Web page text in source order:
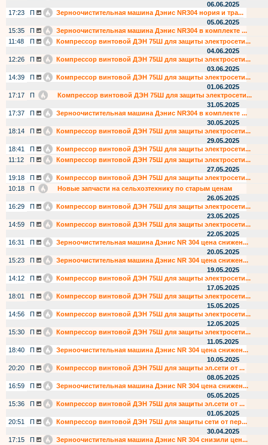
06.06.2025
17:23
П
Зерноочистительная машина Дэнис NR304 нория и тра...
05.06.2025
15:35
П
Зерноочистительная машина Дэнис NR304 в комплекте ...
11:48
П
Компрессор винтовой ДЭН 75Ш для защиты электросети...
04.06.2025
12:26
П
Компрессор винтовой ДЭН 75Ш для защиты электросети...
03.06.2025
14:39
П
Компрессор винтовой ДЭН 75Ш для защиты электросети...
01.06.2025
17:17
П
Компрессор винтовой ДЭН 75Ш для защиты электросети...
31.05.2025
17:37
П
Зерноочистительная машина Дэнис NR304 в комплекте ...
30.05.2025
18:14
П
Компрессор винтовой ДЭН 75Ш для защиты электросети...
29.05.2025
18:41
П
Компрессор винтовой ДЭН 75Ш для защиты электросети...
11:12
П
Компрессор винтовой ДЭН 75Ш для защиты электросети...
27.05.2025
19:18
П
Компрессор винтовой ДЭН 75Ш для защиты электросети...
10:18
П
Новые запчасти на сельхозтехнику по старым ценам
26.05.2025
16:29
П
Компрессор винтовой ДЭН 75Ш для защиты электросети...
23.05.2025
14:59
П
Компрессор винтовой ДЭН 75Ш для защиты электросети...
22.05.2025
16:31
П
Зерноочистительная машина Дэнис NR 304 цена снижен...
20.05.2025
15:23
П
Зерноочистительная машина Дэнис NR 304 цена снижен...
19.05.2025
14:12
П
Компрессор винтовой ДЭН 75Ш для защиты электросети...
17.05.2025
18:01
П
Компрессор винтовой ДЭН 75Ш для защиты электросети...
15.05.2025
14:56
П
Компрессор винтовой ДЭН 75Ш для защиты электросети...
12.05.2025
15:30
П
Компрессор винтовой ДЭН 75Ш для защиты электросети...
11.05.2025
18:40
П
Зерноочистительная машина Дэнис NR 304 цена снижен...
10.05.2025
20:20
П
Компрессор винтовой ДЭН 75Ш для защиты эл.сети от ...
08.05.2025
16:59
П
Зерноочистительная машина Дэнис NR 304 цена снижен...
05.05.2025
15:36
П
Компрессор винтовой ДЭН 75Ш для защиты эл.сети от ...
01.05.2025
20:51
П
Компрессор винтовой ДЭН 75Ш для защиты сети от пер...
30.04.2025
17:15
П
Зерноочистительная машина Дэнис NR 304 снизили цен...